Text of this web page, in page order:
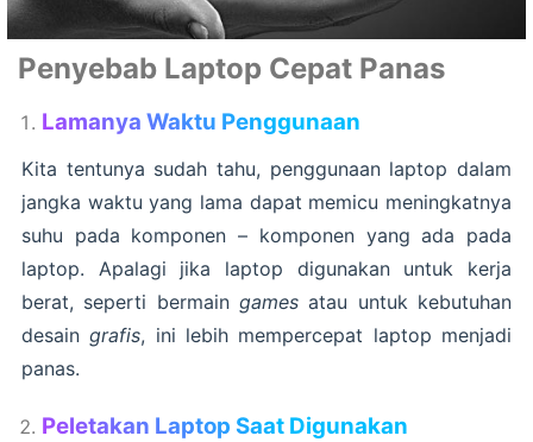
Penyebab Laptop Cepat Panas
Lamanya Waktu Penggunaan
Kita tentunya sudah tahu, penggunaan laptop dalam
jangka waktu yang lama dapat memicu meningkatnya
suhu pada komponen – komponen yang ada pada
laptop. Apalagi jika laptop digunakan untuk kerja
berat, seperti bermain games atau untuk kebutuhan
desaingrafis, ini lebih mempercepat laptop menjadi
panas.
Peletakan Laptop Saat Digunakan